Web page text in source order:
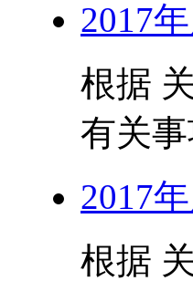
2017
根据
有关
2017
根据